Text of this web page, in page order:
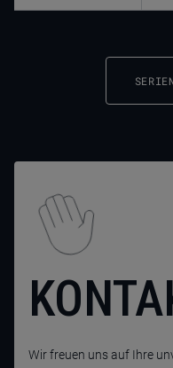
Wir freuen uns auf Ihre